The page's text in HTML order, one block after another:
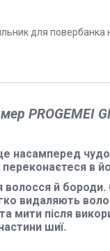
для повербанка
PROGEMEI
насамперед
в
волосся й бороди.
видаляють
мити після
шиї.